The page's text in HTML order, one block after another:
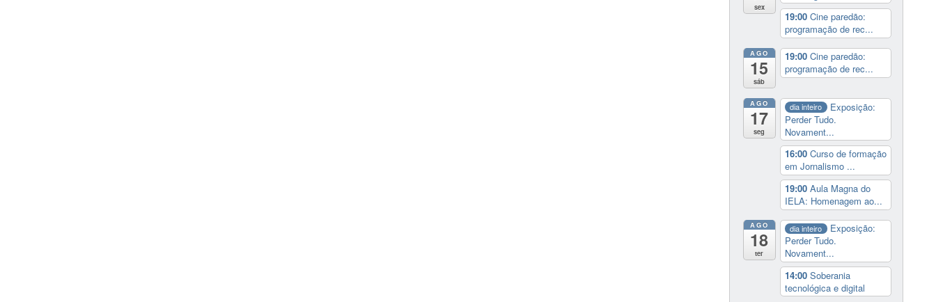
sex
19:00 Cine paredão:
programação de rec...
AGO
15
sáb
19:00 Cine paredão:
programação de rec...
AGO
17
seg
dia inteiro
Exposição:
Perder Tudo.
Novament...
16:00 Curso de formação
em Jornalismo ...
19:00 Aula Magna do
IELA: Homenagem ao...
AGO
18
ter
dia inteiro
Exposição:
Perder Tudo.
Novament...
14:00 Soberania
tecnológica e digital